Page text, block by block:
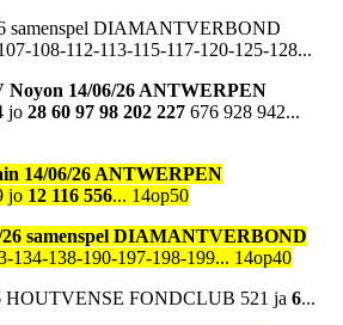
samenspel DIAMANTVERBOND
108-112-113-115-117-120-125-128...
Noyon 14/06/26 ANTWERPEN
jo 28 60 97 98 202 227 676 928 942...
14/06/26 ANTWERPEN
jo 12 116 556... 14op50
26 samenspel DIAMANTVERBOND
134-138-190-197-198-199... 14op40
HOUTVENSE FONDCLUB 521 ja 6...